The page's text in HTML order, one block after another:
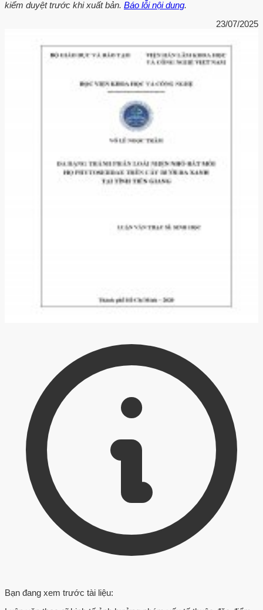
kiểm duyệt trước khi xuất bản. Báo lỗi nội dung.
23/07/2025
Bạn đang xem trước tài liệu: